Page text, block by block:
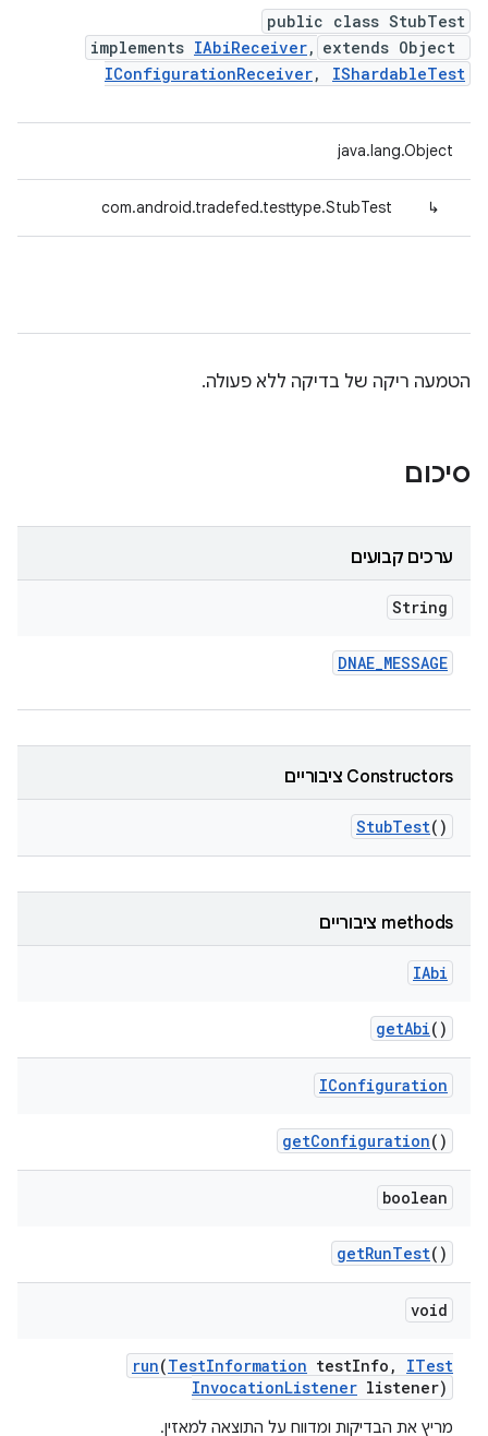
public class StubTest
extends Object
implements IAbiReceiver,
IConfigurationReceiver, IShardableTest
java.lang.Object
↳
com.android.tradefed.testtype.StubTest
הטמעה ריקה של בדיקה ללא פעולה.
סיכום
ערכים קבועים
String
DNAE_MESSAGE
‫Constructors ציבוריים
StubTest()
‫methods ציבוריים
IAbi
getAbi()
IConfiguration
getConfiguration()
boolean
getRunTest()
void
run(TestInformation testInfo ,
ITest
InvocationListener listener)
מריץ את הבדיקות ומדווח על התוצאה למאזין.